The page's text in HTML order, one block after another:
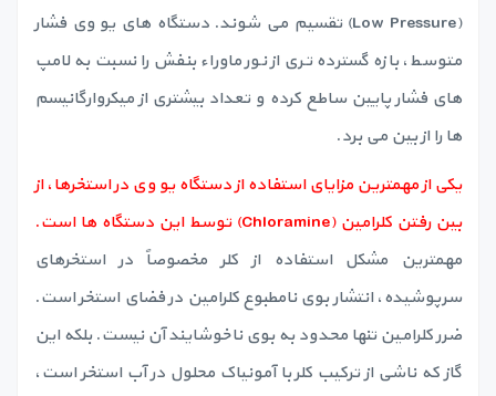
(Low Pressure) تقسیم می شوند. دستگاه های یو وی فشار
متوسط، بازه گسترده تری از نور ماوراء بنفش را نسبت به لامپ
های فشار پایین ساطع کرده و تعداد بیشتری از میکروارگانیسم
ها را از بین می برد.
یکی از مهمترین مزایای استفاده از دستگاه یو وی در استخرها، از
بین رفتن کلرامین (Chloramine) توسط این دستگاه ها است.
مهمترین مشکل استفاده از کلر مخصوصاً در استخرهای
سرپوشیده، انتشار بوی نامطبوع کلرامین در فضای استخر است.
ضرر کلرامین تنها محدود به بوی ناخوشایند آن نیست. بلکه این
گاز که ناشی از ترکیب کلر با آمونیاک محلول در آب استخر است،